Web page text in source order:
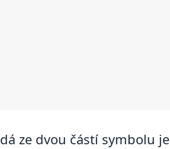
ze dvou částí symbolu je